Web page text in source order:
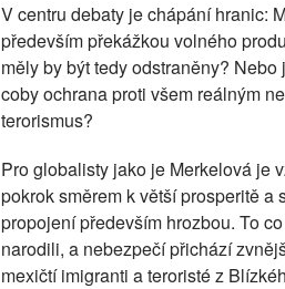
V centru debaty je chápání hranic:
především překážkou volného
měly by být tedy odstraněny?
coby ochrana proti všem reálným
terorismus?
Pro globalisty jako je Merkelová je
pokrok směrem k větší prosperitě
propojení především hrozbou. To
narodili, a nebezpečí přichází
mexičtí imigranti a teroristé z